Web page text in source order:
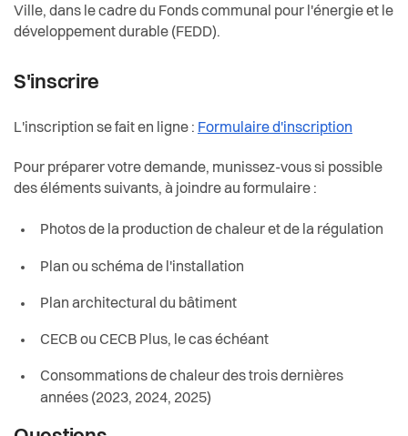
Ville, dans le cadre du Fonds communal pour l'énergie et le
développement durable (FEDD).
S'inscrire
L'inscription se fait en ligne : Formulaire d'inscription
Pour préparer votre demande, munissez-vous si possible
des éléments suivants, à joindre au formulaire :
Photos de la production de chaleur et de la régulation
Plan ou schéma de l'installation
Plan architectural du bâtiment
CECB ou CECB Plus, le cas échéant
Consommations de chaleur des trois dernières
années (2023, 2024, 2025)